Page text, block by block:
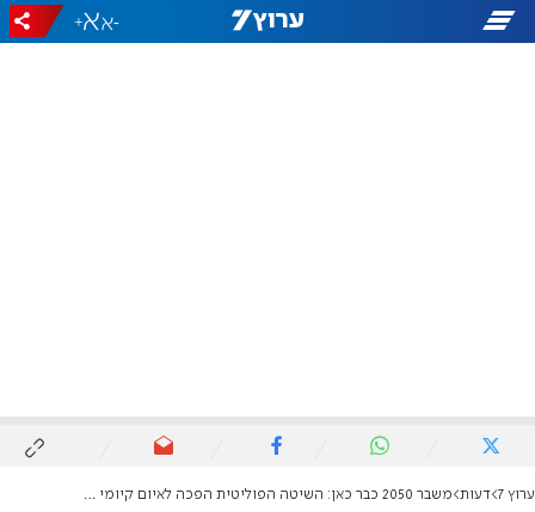
-
+
ערוץ 7 דעות משבר 2050 כבר כאן: השיטה הפוליטית הפכה לאיום קיומי על ישראל